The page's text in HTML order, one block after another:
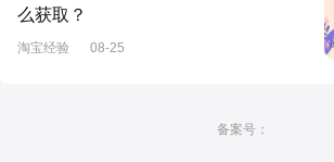
么获取？
淘宝经验 08-25
备案号：